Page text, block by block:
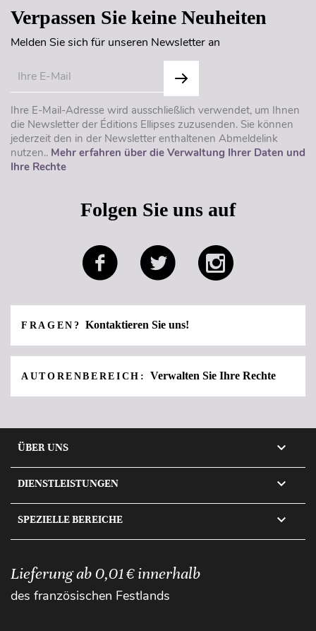
Verpassen Sie keine Neuheiten
Melden Sie sich für unseren Newsletter an
Ihre E-Mail-Adresse wird ausschließlich verwendet, um Ihnen
die Newsletter der Éditions Ellipses zuzusenden. Sie können
jederzeit den in der Newsletter enthaltenen Abmeldelink
nutzen.. Mehr erfahren über die Verwaltung Ihrer Daten und
Ihre Rechte
Folgen Sie uns auf
FRAGEN?Kontaktieren Sie uns!
AUTORENBEREICH: Verwalten Sie Ihre Rechte
ÜBER UNS 
DIENSTLEISTUNGEN 
SPEZIELLE BEREICHE 
Lieferung ab 0,01 € innerhalb
des französischen Festlands